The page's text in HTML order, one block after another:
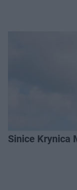
Sinice Krynica